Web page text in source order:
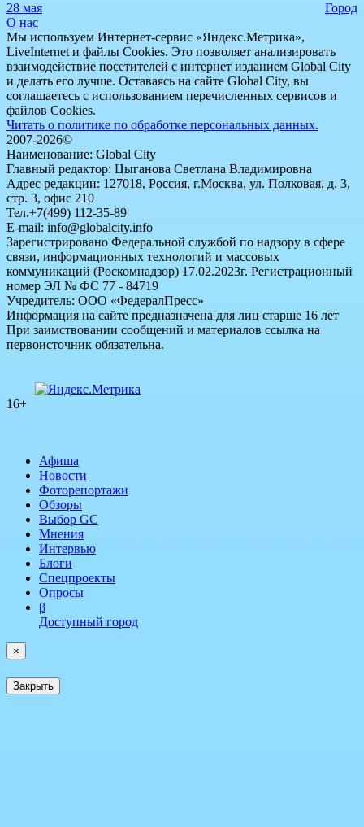
28 мая
Город
О нас
Мы используем Интернет-сервис «Яндекс.Метрика»,
LiveInternet и файлы Cookies. Это позволяет анализировать
взаимодействие посетителей с интернет изданием Global City
и делать его лучше. Оставаясь на сайте Global City, вы
соглашаетесь с использованием перечисленных сервисов и
файлов Cookies.
Читать о политике по обработке персональных данных.
2007-2026©
Наименование: Global City
Главный редактор: Цыганова Светлана Владимировна
Адрес редакции: 127018, Россия, г.Москва, ул. Полковая, д. 3,
стр. 3, офис 210
Тел.+7(499) 112-35-89
E-mail: info@globalcity.info
Зарегистрировано Федеральной службой по надзору в сфере
связи, информационных технологий и массовых
коммуникаций (Роскомнадзор) 17.02.2023г. Регистрационный
номер ЭЛ № ФС 77 - 84719
Учредитель: ООО «ФедералПресс»
Информация на сайте предназначена для лиц старше 16 лет
При заимствовании сообщений и материалов ссылка на
первоисточник обязательна.
16+
Афиша
Новости
Фоторепортажи
Обзоры
Выбор GC
Мнения
Интервью
Блоги
Спецпроекты
Опросы
β
Доступный город
×
Закрыть